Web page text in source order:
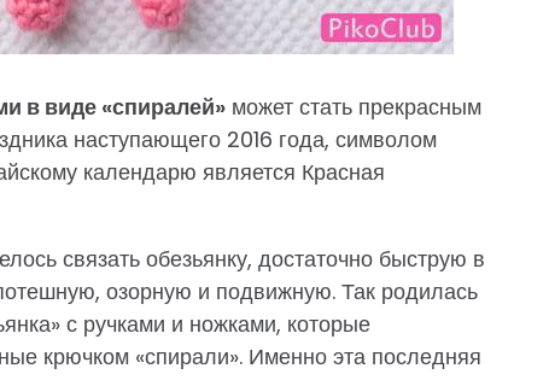
в виде «спиралей» может стать прекрасным
наступающего 2016 года, символом
календарю является Красная
связать обезьянку, достаточно быструю в
озорную и подвижную. Так родилась
с ручками и ножками, которые
крючком «спирали». Именно эта последняя